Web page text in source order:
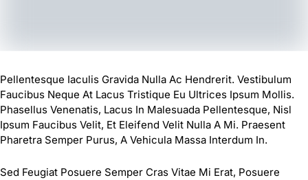
Pellentesque Iaculis Gravida Nulla Ac Hendrerit. Vestibulum
Faucibus Neque At Lacus Tristique Eu Ultrices Ipsum Mollis.
Phasellus Venenatis, Lacus In Malesuada Pellentesque, Nisl
Ipsum Faucibus Velit, Et Eleifend Velit Nulla A Mi. Praesent
Pharetra Semper Purus, A Vehicula Massa Interdum In.
Sed Feugiat Posuere Semper Cras Vitae Mi Erat, Posuere